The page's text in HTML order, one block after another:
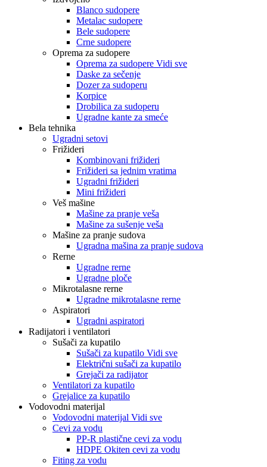
Blanco sudopere
Metalac sudopere
Bele sudopere
Crne sudopere
Oprema za sudopere
Oprema za sudopere Vidi sve
Daske za sečenje
Dozer za sudoperu
Korpice
Drobilica za sudoperu
Ugradne kante za smeće
Bela tehnika
Ugradni setovi
Frižideri
Kombinovani frižideri
Frižideri sa jednim vratima
Ugradni frižideri
Mini frižideri
Veš mašine
Mašine za pranje veša
Mašine za sušenje veša
Mašine za pranje sudova
Ugradna mašina za pranje sudova
Rerne
Ugradne rerne
Ugradne ploče
Mikrotalasne rerne
Ugradne mikrotalasne rerne
Aspiratori
Ugradni aspiratori
Radijatori i ventilatori
Sušači za kupatilo
Sušači za kupatilo Vidi sve
Električni sušači za kupatilo
Grejači za radijator
Ventilatori za kupatilo
Grejalice za kupatilo
Vodovodni materijal
Vodovodni materijal Vidi sve
Cevi za vodu
PP-R plastične cevi za vodu
HDPE Okiten cevi za vodu
Fiting za vodu